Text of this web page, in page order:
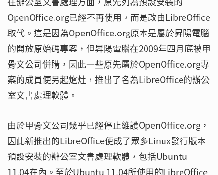
OpenOffice.org已經不再使用，而是改由LibreOffice
取代。這是因為OpenOffice.org原本是屬於昇陽電腦
的開放原始碼專案，但昇陽電腦在2009年四月底被甲
骨文公司併購，因此一些原先屬於OpenOffice.org專
案的成員便另起爐灶，推出了名為LibreOffice的辦公
室文書處理軟體。
由於甲骨文公司幾乎已經停止維護OpenOffice.org，
因此新推出的LibreOffice便成了眾多Linux發行版本
預設安裝的辦公室文書處理軟體，包括Ubuntu
11.04在內。至於Ubuntu 11.04所使用的LibreOffice